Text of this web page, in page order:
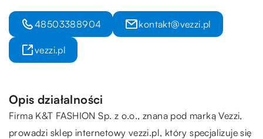
48503388904 kontakt@vezzi.pl
vezzi.pl
Opis działalności
Firma K&T FASHION Sp. z o.o., znana pod markąVezzi,
prowadzi sklep internetowy vezzi.pl, który specjalizuje się